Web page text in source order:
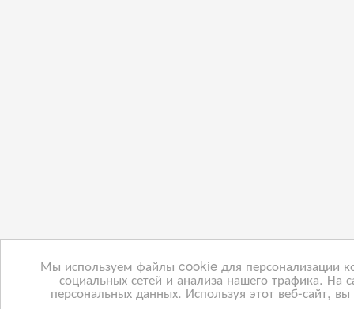
Мы используем файлы cookie для персонализации
социальных сетей и анализа нашего трафика. На
персональных данных. Используя этот веб-сайт,